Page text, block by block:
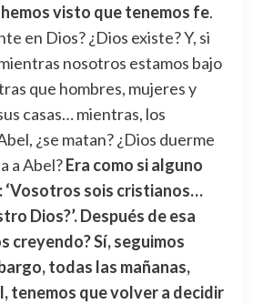
visto que tenemos fe.
en Dios? ¿Dios existe? Y, si
nosotros estamos bajo
que hombres, mujeres y
casas… mientras, los
¿se matan? ¿Dios duerme
a Abel?Era como si alguno
‘Vosotros sois cristianos…
Dios?’. Después de esa
creyendo? Sí, seguimos
todas las mañanas,
tenemos que volver a decidir